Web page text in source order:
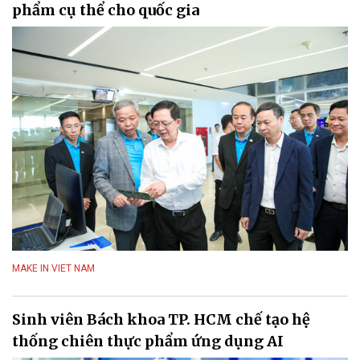
phẩm cụ thể cho quốc gia
MAKE IN VIET NAM
Sinh viên Bách khoa TP. HCM chế tạo hệ
thống chiên thực phẩm ứng dụng AI